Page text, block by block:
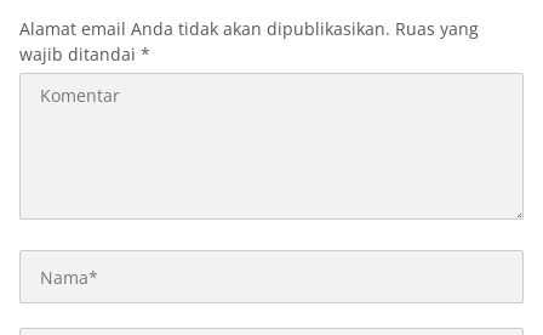
Alamat email Anda tidak akan dipublikasikan. Ruas yang
wajib ditandai *